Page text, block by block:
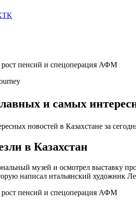
и самых
новостей в Казахстане за
в Казахстан
музей и осмотрел выставку
написал итальянский художник